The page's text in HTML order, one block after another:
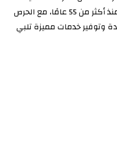
والمنظفات بالجملة والتجزئة منذ أكثر من 55 عامًا، مع الحرص
وتوفير خدمات مميزة تلبي